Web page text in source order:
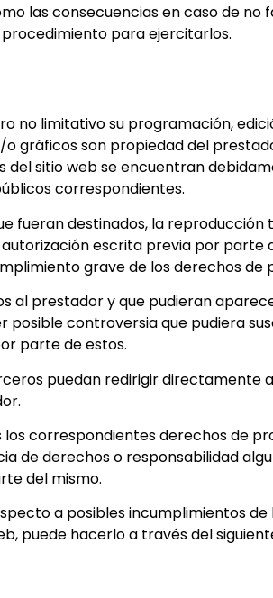
las consecuencias en caso de no
para ejercitarlos.
no limitativo su programación,
gráficos son propiedad del
del sitio web se encuentran
correspondientes.
fueran destinados, la
escrita previa por
grave de los derechos de
al prestador y que pudieran
posible controversia que pudiera
parte de estos.
puedan redirigir directamente
correspondientes derechos de
de derechos o responsabilidad
del mismo.
a posibles incumplimientos
puede hacerlo a través del